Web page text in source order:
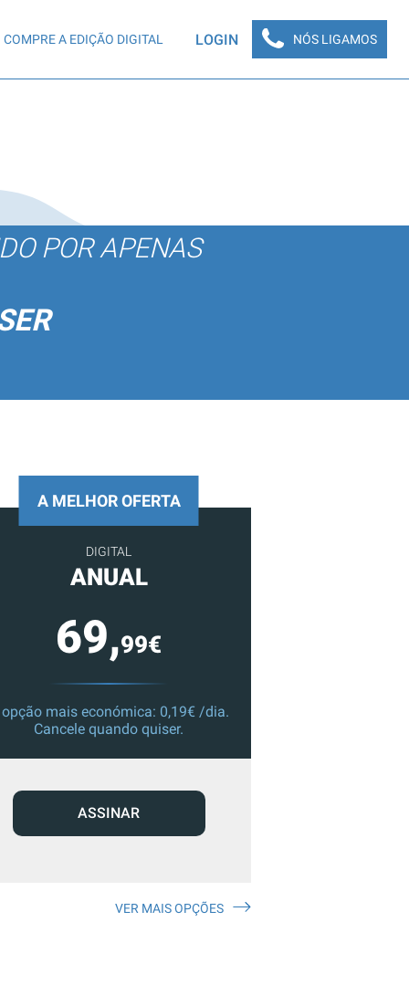
COMPRE A EDIÇÃO DIGITAL LOGIN NÓS LIGAMOS
POR APENAS
A MELHOR OFERTA
DIGITAL
ANUAL
69,99€
mais económica: 0,19€ /dia.
Cancele quando quiser.
ASSINAR
VER MAIS OPÇÕES